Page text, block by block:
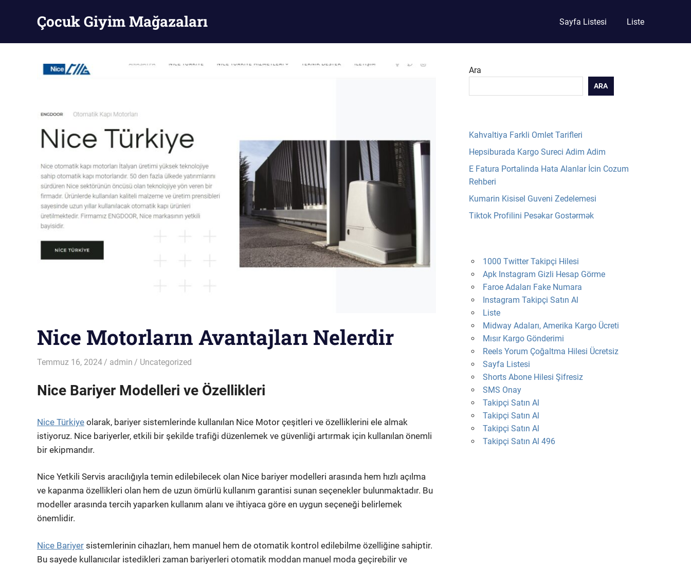
Çocuk Giyim Mağazaları
Mağazaları
Sayfa Listesi Liste
Nice Motorların Avantajları Nelerdir
Temmuz 16, 2024 admin Uncategorized
Nice Bariyer Modelleri ve Özellikleri
Nice Türkiye olarak, bariyer sistemlerinde kullanılan Nice Motor çeşitleri ve özelliklerini ele almak
istiyoruz. Nice bariyerler, etkili bir şekilde trafiği düzenlemek ve güvenliği artırmak için kullanılan önemli
bir ekipmandır.
Nice Yetkili Servis aracılığıyla temin edilebilecek olan Nice bariyer modelleri arasında hem hızlı açılma
ve kapanma özellikleri olan hem de uzun ömürlü kullanım garantisi sunan seçenekler bulunmaktadır. Bu
modeller arasında tercih yaparken kullanım alanı ve ihtiyaca göre en uygun seçeneği belirlemek
önemlidir.
Nice Bariyer sistemlerinin cihazları, hem manuel hem de otomatik kontrol edilebilme özelliğine sahiptir.
Bu sayede kullanıcılar istedikleri zaman bariyerleri otomatik moddan manuel moda geçirebilir ve
Ara
ARA
Kahvaltiya Farkli Omlet Tarifleri
Hepsiburada Kargo Sureci Adim Adim
E Fatura Portalinda Hata Alanlar İcin Cozum
Rehberi
Kumarin Kisisel Guveni Zedelemesi
Tiktok Profilini Pesəkar Gostərmək
1000 Twitter Takipçi Hilesi
Apk Instagram Gizli Hesap Görme
Faroe Adaları Fake Numara
Instagram Takipçi Satın Al
Liste
Midway Adaları, Amerika Kargo Ücreti
Mısır Kargo Gönderimi
Reels Yorum Çoğaltma Hilesi Ücretsiz
Sayfa Listesi
Shorts Abone Hilesi Şifresiz
SMS Onay
Takipçi Satın Al
Takipçi Satın Al
Takipçi Satın Al
Takipçi Satın Al 496